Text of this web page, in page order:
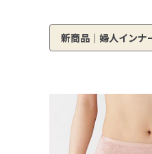
新商品｜婦人インナ